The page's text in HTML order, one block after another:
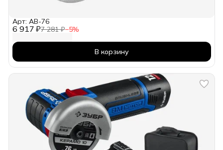
6 917 ₽7 281 ₽−5%
Арт: AB-76
В корзину